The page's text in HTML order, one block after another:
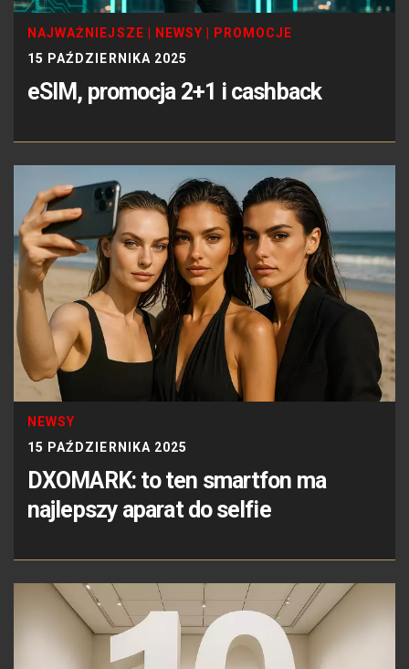
NAJWAŻNIEJSZE NEWSY
PROMOCJE
15 PAŹDZIERNIKA 2025
eSIM, promocja 2+1 i cashback
NEWSY
15 PAŹDZIERNIKA 2025
DXOMARK: to ten smartfon ma
najlepszy aparat do selfie